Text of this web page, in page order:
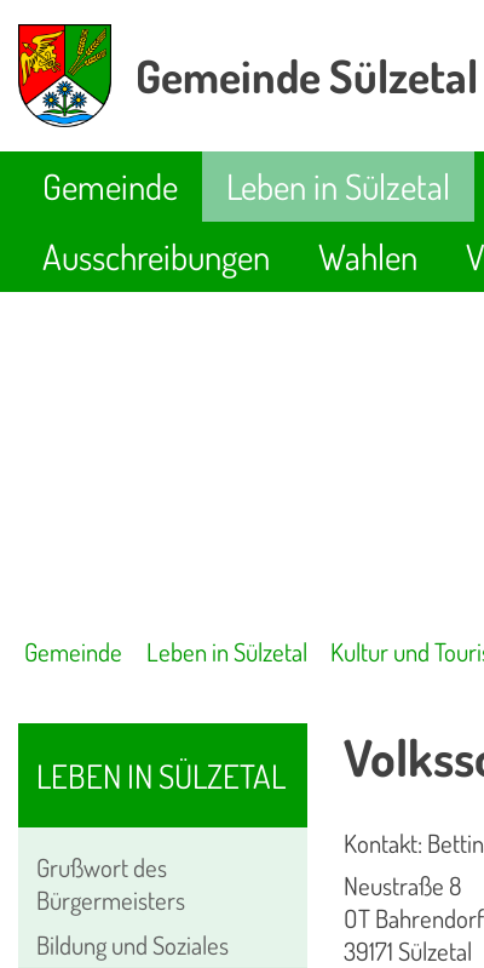
Gemeinde Sülzetal
Gemeinde Leben in Sülzetal
Ausschreibungen
Wahlen
Gemeinde Leben in Sülzetal Kultur und
LEBEN IN SÜLZETAL
Grußwort des
Bürgermeisters
Bildung und Soziales
Kontakt:
Neustraße 8
OT Bahrendorf
39171 Sülzetal